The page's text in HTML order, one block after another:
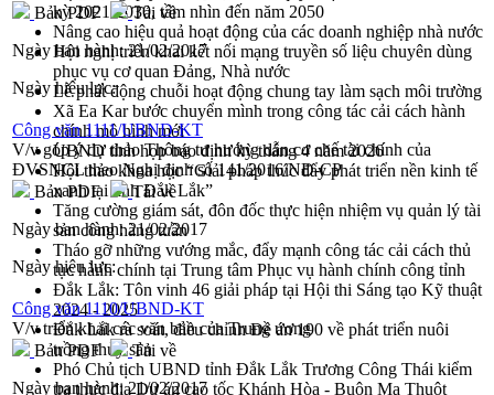
kỳ 2021-2030, tầm nhìn đến năm 2050
Nâng cao hiệu quả hoạt động của các doanh nghiệp nhà nước
Hội nghị triển khai kết nối mạng truyền số liệu chuyên dùng
phục vụ cơ quan Đảng, Nhà nước
Lễ phát động chuỗi hoạt động chung tay làm sạch môi trường
Xã Ea Kar bước chuyển mình trong công tác cải cách hành
chính mô hình mới
UBND tỉnh họp báo định kỳ tháng 4 năm 2026
Hội thảo khoa học “Giải pháp thúc đẩy phát triển nền kinh tế
xanh tại tỉnh Đắk Lắk”
Tăng cường giám sát, đôn đốc thực hiện nhiệm vụ quản lý tài
sản công hàng tuần
Tháo gỡ những vướng mắc, đẩy mạnh công tác cải cách thủ
tục hành chính tại Trung tâm Phục vụ hành chính công tỉnh
Đắk Lắk: Tôn vinh 46 giải pháp tại Hội thi Sáng tạo Kỹ thuật
2024 - 2025
Đắk Lắk rà soát, điều chỉnh Đề án 190 về phát triển nuôi
trồng thủy sản
Phó Chủ tịch UBND tỉnh Đắk Lắk Trương Công Thái kiểm
tra thực địa Dự án cao tốc Khánh Hòa - Buôn Ma Thuột
Bản PDF
Tải về
Ngày ban hành:21/02/2017
Ngày hiệu lực:
Công văn 1111/UBND-KT
V/v góp ý dự thảo Thông tư hướng dẫn cơ chế tài chính của
ĐVSNCL theo Nghị định số 141/2016/NĐ-CP
Bản PDF
Tải về
Ngày ban hành:21/02/2017
Ngày hiệu lực:
Công văn 1110/UBND-KT
V/v triển khai các văn bản của Trung ương
Bản PDF
Tải về
Ngày ban hành:21/02/2017